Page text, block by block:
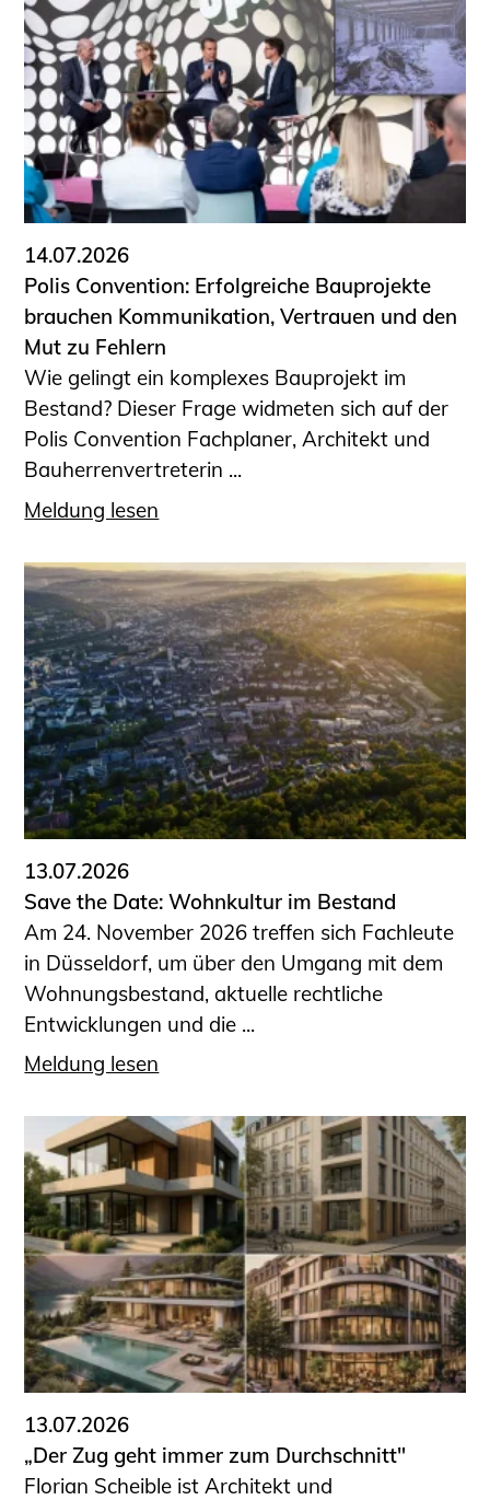
14.07.2026
Polis Convention: Erfolgreiche Bauprojekte
brauchen Kommunikation, Vertrauen und den
Mut zu Fehlern
Wie gelingt ein komplexes Bauprojekt im
Bestand? Dieser Frage widmeten sich auf der
Polis Convention Fachplaner, Architekt und
Bauherrenvertreterin ...
Meldung lesen
13.07.2026
Save the Date: Wohnkultur im Bestand
Am 24. November 2026 treffen sich Fachleute
in Düsseldorf, um über den Umgang mit dem
Wohnungsbestand, aktuelle rechtliche
Entwicklungen und die ...
Meldung lesen
13.07.2026
„Der Zug geht immer zum Durchschnitt"
Florian Scheible ist Architekt und